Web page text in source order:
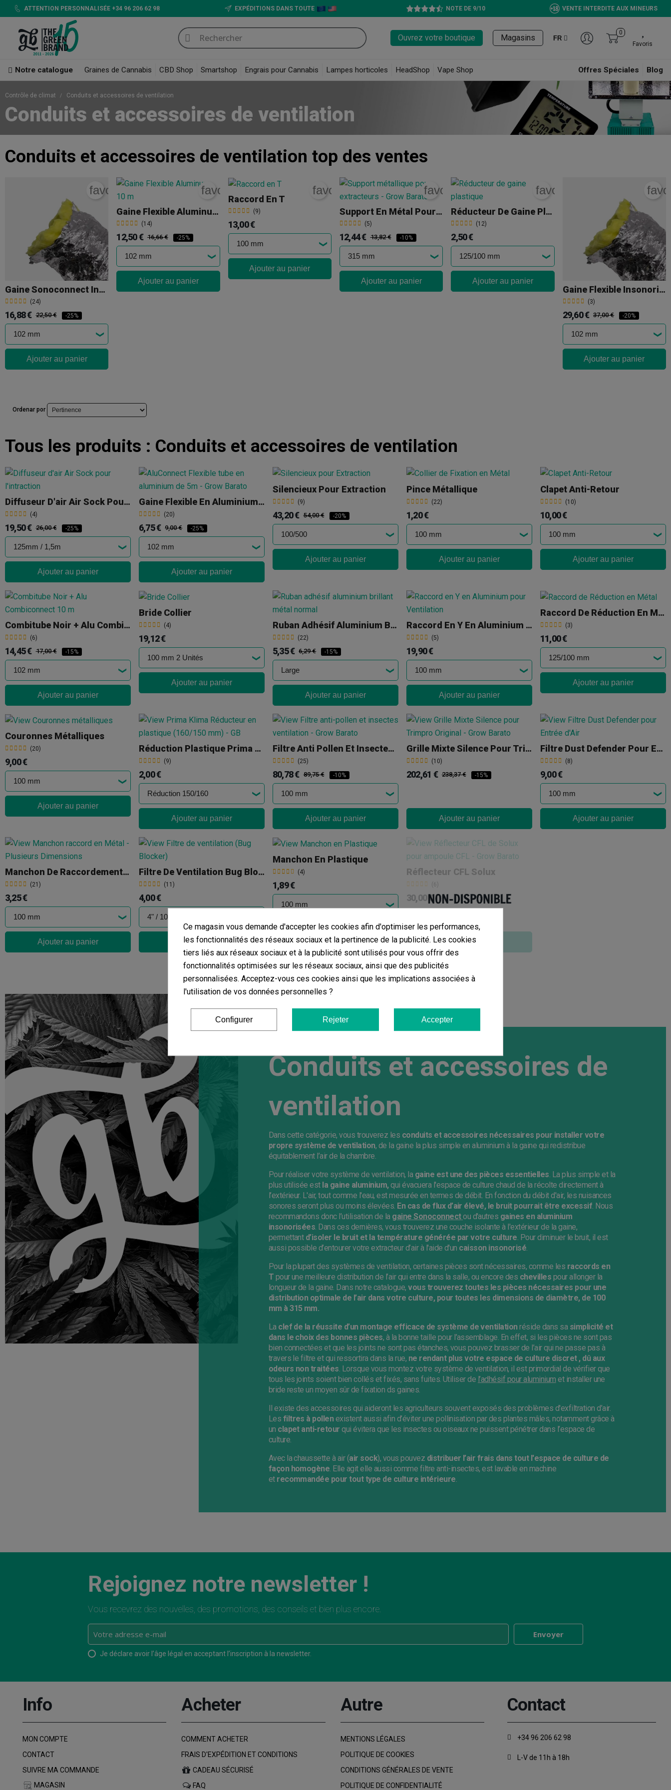
ATTENTION PERSONNALISÉE +34 96 206 62 98 EXPÉDITIONS DANS TOUTE NOTE DE 9/10 VENTE INTERDITE AUX MINEURS
Ouvrez votre boutique Magasins FR
0
Favoris
Notre catalogue Graines de Cannabis CBD Shop Smartshop Engrais pour Cannabis Lampes horticoles HeadShop Vape Shop Offres Spéciales Blog
Contrôle de climat Conduits et accessoires de ventilation
Conduits et accessoires de ventilation
Conduits et accessoires de ventilation top des ventes
Gaine Sonoconnect Insonorisé 5 M
(24)
favorite_border
16,88 € 22,50 € -25%
Ajouter au panier
Gaine Flexible Aluminum 10 M
(14)
favorite_border
12,50 € 16,66 € -25%
Ajouter au panier
Raccord En T
(9)
favorite_border
13,00 €
Ajouter au panier
Support En Métal Pour Extracteurs
(5)
favorite_border
12,44 € 13,82 € -10%
Ajouter au panier
Réducteur De Gaine Plastique
(12)
favorite_border
2,50 €
Ajouter au panier
Gaine Flexible Insonorisé De 10 M
(3)
29,60 € 37,00 € -20%
Ajouter au panier
Ordenar por
Tous les produits : Conduits et accessoires de ventilation
Diffuseur D'air Air Sock Pour L'intraction
(4)
19,50 € 26,00 € -25%
Ajouter au panier
Gaine Flexible En Aluminium Aluconnect 5 M
(20)
6,75 € 9,00 € -25%
Ajouter au panier
Silencieux Pour Extraction
(9)
43,20 € 54,00 € -20%
Ajouter au panier
Pince Métallique
(22)
1,20 €
Ajouter au panier
Clapet Anti-Retour
(10)
10,00 €
Ajouter au panier
Combitube Noir + Alu Combiconnect 10 M
(6)
14,45 € 17,00 € -15%
Ajouter au panier
Bride Collier
(4)
19,12 €
Ajouter au panier
Ruban Adhésif Aluminium Brillant Métallisé
(22)
5,35 € 6,29 € -15%
Ajouter au panier
Raccord En Y En Aluminium Pour Ventilation
(5)
19,90 €
Ajouter au panier
Raccord De Réduction En Métal
(3)
11,00 €
Ajouter au panier
Couronnes Métalliques
(20)
9,00 €
Ajouter au panier
Réduction Plastique Prima Klima
(9)
2,00 €
Ajouter au panier
Filtre Anti Pollen Et Insectes Pour Conduits
(25)
80,78 € 89,75 € -10%
Ajouter au panier
Grille Mixte Silence Pour Trimpro Original
(10)
202,61 € 238,37 € -15%
Ajouter au panier
Filtre Dust Defender Pour Entrée D'Air
(8)
9,00 €
Ajouter au panier
Manchon De Raccordement Métallique, Plusieurs Tailles
(21)
3,25 €
Ajouter au panier
Filtre De Ventilation Bug Blocker
(11)
4,00 €
Ajouter au panier
Manchon En Plastique
(4)
1,89 €
Ajouter au panier
Réflecteur CFL Solux
(6)
30,00 €
Voir plus
Conduits et accessoires de
ventilation
Dans cette catégorie, vous trouverez les conduits et accessoires nécessaires pour installer votre
propre système de ventilation, de la gaine la plus simple en aluminium à la gaine qui redistribue
équitablement l’air de la chambre.
Pour réaliser votre système de ventilation, la gaine est une des pièces essentielles. La plus simple et la
plus utilisée est la gaine aluminium,qui évacuera l'espace de culture chaud de la récolte directement à
l’extérieur. L'air, tout comme l'eau, est mesurée en termes de débit. En fonction du débit d'air, les nuisances
sonores seront plus ou moins élevées. En cas de flux d’air élevé, le bruit pourrait être excessif. Nous
recommandons donc l’utilisation de la gaine Sonoconnectou d'autres gaines en aluminium
insonorisées. Dans ces dernières, vous trouverez une couche isolante à l'extérieur de la gaine,
permettant d’isoler le bruit et la température générée par votre culture. Pour diminuer le bruit, il est
aussi possible d’entourer votre extracteur d’air à l'aide d'un caisson insonorisé.
Pour la plupart des systèmes de ventilation, certaines pièces sont nécessaires, comme les raccords en
T pour une meilleure distribution de l’air qui entre dans la salle, ou encore des chevilles pour allonger la
longueur de la gaine. Dans notre catalogue,vous trouverez toutes les pièces nécessaires pour une
distribution optimale de l’air dans votre culture, pour toutes les dimensions de diamètre, de 100
mm à 315 mm.
La clef de la réussite d’un montage efficace de système de ventilationréside dans sa simplicité et
dans le choix des bonnes pièces, à la bonne taille pour l’assemblage. En effet, si les pièces ne sont pas
bien connectées et que les joints ne sont pas étanches, vous pouvez brasser de l’air qui ne passe pas à
travers le filtre et qui ressortira dans la rue, ne rendant plus votre espace de culture discret , dû aux
odeurs non traitées. Lorsque vous montez votre système de ventilation, il est primordial de vérifier que
tous les joints soient bien collés et fixés, sans fuites. Utiliser de l’adhésif pour aluminium et installer une
bride reste un moyen sûr de fixation ds gaines.
Il existe des accessoires qui aideront les agriculteurs souvent exposés des problèmes d'exfiltration d’air.
Les filtres à pollenexistent aussi afin d’éviter une pollinisation par des plantes mâles, notamment grâce à
un clapet anti-retour qui évitera que les insectes ou oiseaux ne puissent pénétrer dans l’espace de
culture.
Avec la chaussette à air (air sock), vous pouvez distribuer l’air frais dans tout l'espace de culture de
façon homogène. Elle agit elle aussi comme filtre anti-insectes, est lavable en machine
et recommandée pour tout type de culture intérieure.
Rejoignez notre newsletter !
Vous recevrez des nouvelles, des promotions, des conseils et bien plus encore.
Je déclare avoir l’âge légal en acceptant l’inscription à la newsletter.
Info
MON COMPTE
CONTACT
SUIVRE MA COMMANDE
MAGASIN
Acheter
COMMENT ACHETER
FRAIS D'EXPÉDITION ET CONDITIONS
CADEAU SÉCURISÉ
FAQ
Autre
MENTIONS LÉGALES
POLITIQUE DE COOKIES
CONDITIONS GÉNÉRALES DE VENTE
POLITIQUE DE CONFIDENTIALITÉ
Contact
+34 96 206 62 98
L-V de 11h à 18h
Ce magasin vous demande d'accepter les cookies afin d'optimiser les performances,
les fonctionnalités des réseaux sociaux et la pertinence de la publicité. Les cookies
tiers liés aux réseaux sociaux et à la publicité sont utilisés pour vous offrir des
fonctionnalités optimisées sur les réseaux sociaux, ainsi que des publicités
personnalisées. Acceptez-vous ces cookies ainsi que les implications associées à
l'utilisation de vos données personnelles ?
Configurer Rejeter Accepter